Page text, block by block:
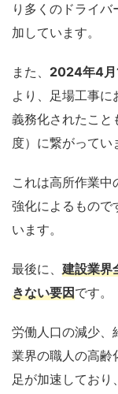
り多くのドライ
加しています。
また、 2024年4月
より、足場工事
義務化されたこと
度）に繋がってい
これは高所作業
強化によるもので
います。
最後に、 建設業界
きない要因です。
労働人口の減少、
業界の職人の高齢
足が加速しており